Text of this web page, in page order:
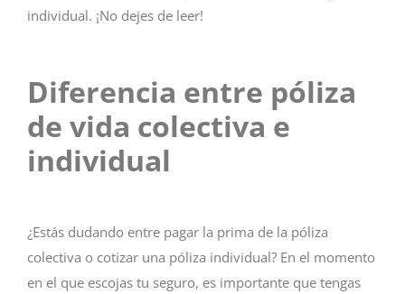
individual. ¡No dejes de leer!
Diferencia entre póliza
de vida colectiva e
individual
¿Estás dudando entre pagar la prima de la póliza
colectiva o cotizar una póliza individual? En el momento
en el que escojas tu seguro, es importante que tengas